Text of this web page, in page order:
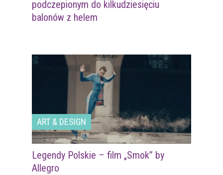
podczepionym do kilkudziesięciu
balonów z helem
ART & DESIGN
Legendy Polskie – film „Smok” by
Allegro